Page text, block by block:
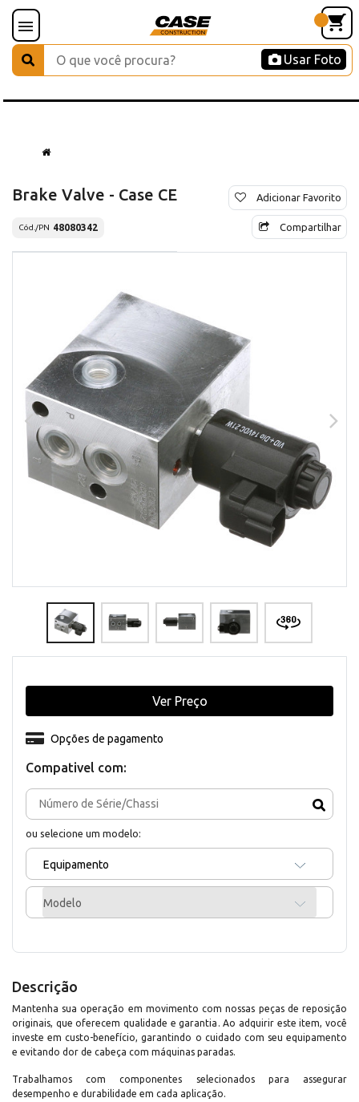
Usar Foto
Brake Valve - Case CE
Cód./PN 48080342
Adicionar Favorito
Compartilhar
Compativel com:
ou selecione um modelo:
Equipamento
Modelo
Opções de pagamento
Ver Preço
Descrição
Mantenha sua operação em movimento com nossas peças de reposição
originais, que oferecem qualidade e garantia. Ao adquirir este item, você
investe em custo-benefício, garantindo o cuidado com seu equipamento
e evitando dor de cabeça com máquinas paradas.
Trabalhamos com componentes selecionados para assegurar
desempenho e durabilidade em cada aplicação.